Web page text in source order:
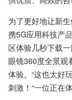
为了更好地让新
携5G应用科技产
区体验几秒下载
眼镜360度全景观
体验。“这也太好
刺激！“一位正在